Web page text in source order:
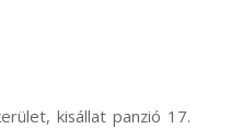
Rákosliget, hoopers oktatás Rákosliget, hoopers tanfolyam Rákosliget, kutya futópados edzés Rákosliget, kutyás atlétika Rákosliget, kutyás atlétikai edzés Rákosliget, kutyás sport Rákosliget, kutya szocializáció Rákosliget, kutyafuti Rákosliget, kutyaoktatás Rákosliget, nózi munka Rákosliget, szimat suli Rákosliget, nose work Rákosliget, hoppers képzés Rákoshegy, hoopers oktatás Rákoshegy, hoopers tanfolyam Rákoshegy, kutya futópados edzés Rákoshegy, kutyás atlétika Rákoshegy, kutyás atlétikai edzés Rákoshegy, kutyás sport Rákoshegy, kutya szocializáció Rákoshegy, kutyafuti Rákoshegy, kutyaoktatás Rákoshegy, nózi munka Rákoshegy, szimat suli Rákoshegy, nose work Rákoshegy, hoppers képzés Ferihegy, hoopers oktatás Ferihegy, hoopers tanfolyam Ferihegy, kutya futópados edzés Ferihegy, kutyás atlétika Ferihegy, kutyás atlétikai edzés Ferihegy, kutyás sport Ferihegy, kutya szocializáció Ferihegy, kutyafuti Ferihegy, kutyaoktatás Ferihegy, nózi munka Ferihegy, szimat suli Ferihegy, nose work Ferihegy, hoppers képzés Isaszeg, hoopers oktatás Isaszeg, hoopers tanfolyam Isaszeg, kutya futópados edzés Isaszeg, kutyás atlétika Isaszeg, kutyás atlétikai edzés Isaszeg, kutyás sport Isaszeg, kutya szocializáció Isaszeg, kutyafuti Isaszeg, kutyaoktatás Isaszeg, nózi munka Isaszeg, szimat suli Isaszeg, nose work Isaszeg, hoppers képzés Csömör, hoopers oktatás Csömör, hoopers tanfolyam Csömör, kutya futópados edzés Csömör, kutyás atlétika Csömör, kutyás atlétikai edzés Csömör, kutyás sport Csömör, kutya szocializáció Csömör, kutyafuti Csömör, kutyaoktatás Csömör, nózi munka Csömör, szimat suli Csömör, nose work Csömör, hoppers képzés Pest megye, hoopers oktatás Pest megye, hoopers tanfolyam Pest megye, kutya futópados edzés Pest megye, kutyás atlétika Pest megye, kutyás atlétikai edzés Pest megye, kutyás sport Pest megye, kutya szocializáció Pest megye, kutyafuti Pest megye, kutyaoktatás Pest megye, nózi munka Pest megye, szimat suli Pest megye, nose work Pest megye, hoppers képzés Rákoscsaba-Újtelep, hoopers oktat